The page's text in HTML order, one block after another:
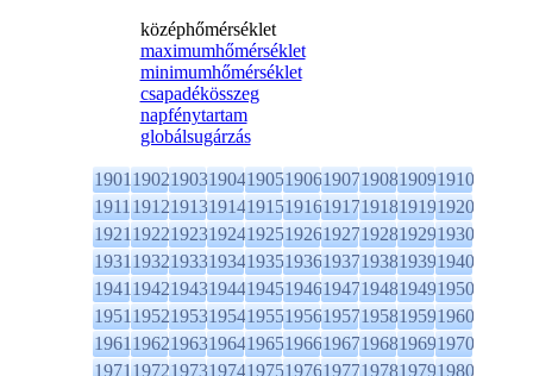
középhőmérséklet
maximumhőmérséklet
minimumhőmérséklet
csapadékösszeg
napfénytartam
globálsugárzás
1901190219031904190519061907190819091910
1911191219131914191519161917191819191920
1921192219231924192519261927192819291930
1931193219331934193519361937193819391940
1941194219431944194519461947194819491950
1951195219531954195519561957195819591960
1961196219631964196519661967196819691970
1971197219731974197519761977197819791980